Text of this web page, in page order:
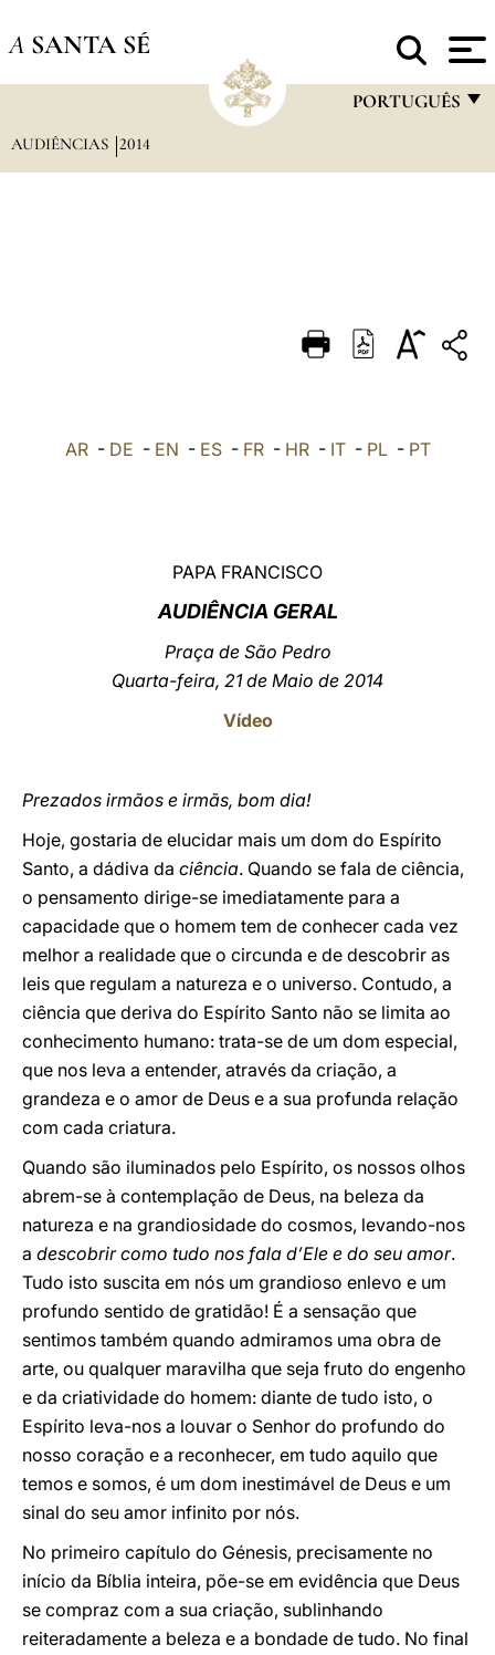
A SANTA SÉ
PORTUGUÊS
DEUTSCH
العربيّة
AUDIÊNCIAS 2014
AR- DE - EN - ES- FR- HR- IT- PL- PT
PAPA FRANCISCO
AUDIÊNCIA GERAL
Praça de São Pedro
Quarta-feira, 21 de Maio de 2014
Vídeo
Prezados irmãos e irmãs, bom dia!
Hoje, gostaria de elucidar mais um dom do Espírito
Santo, a dádiva da ciência. Quando se fala de ciência,
o pensamento dirige-se imediatamente para a
capacidade que o homem tem de conhecer cada vez
melhor a realidade que o circunda e de descobrir as
leis que regulam a natureza e o universo. Contudo, a
ciência que deriva do Espírito Santo não se limita ao
conhecimento humano: trata-se de um dom especial,
que nos leva a entender, através da criação, a
grandeza e o amor de Deus e a sua profunda relação
com cada criatura.
Quando são iluminados pelo Espírito, os nossos olhos
abrem-se à contemplação de Deus, na beleza da
natureza e na grandiosidade do cosmos, levando-nos
a descobrir como tudo nos fala d’Ele e do seu amor.
Tudo isto suscita em nós um grandioso enlevo e um
profundo sentido de gratidão! É a sensação que
sentimos também quando admiramos uma obra de
arte, ou qualquer maravilha que seja fruto do engenho
e da criatividade do homem: diante de tudo isto, o
Espírito leva-nos a louvar o Senhor do profundo do
nosso coração e a reconhecer, em tudo aquilo que
temos e somos, é um dom inestimável de Deus e um
sinal do seu amor infinito por nós.
No primeiro capítulo do Génesis, precisamente no
início da Bíblia inteira, põe-se em evidência que Deus
se compraz com a sua criação, sublinhando
reiteradamente a beleza e a bondade de tudo. No final